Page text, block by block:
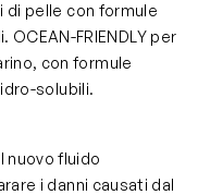
di pelle con formule
FRIENDLY per
con formule
solubili.
nuovo fluido
i danni causati dal